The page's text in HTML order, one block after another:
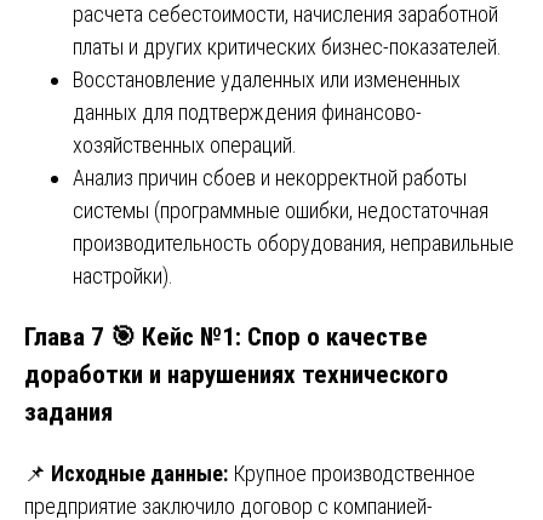
расчета себестоимости, начисления заработной
платы и других критических бизнес-показателей.
Восстановление удаленных или измененных
данных для подтверждения финансово-
хозяйственных операций.
Анализ причин сбоев и некорректной работы
системы (программные ошибки, недостаточная
производительность оборудования, неправильные
настройки).
Глава 7 🎯 Кейс №1: Спор о качестве
доработки и нарушениях технического
задания
📌 Исходные данные: Крупное производственное
предприятие заключило договор с компанией-